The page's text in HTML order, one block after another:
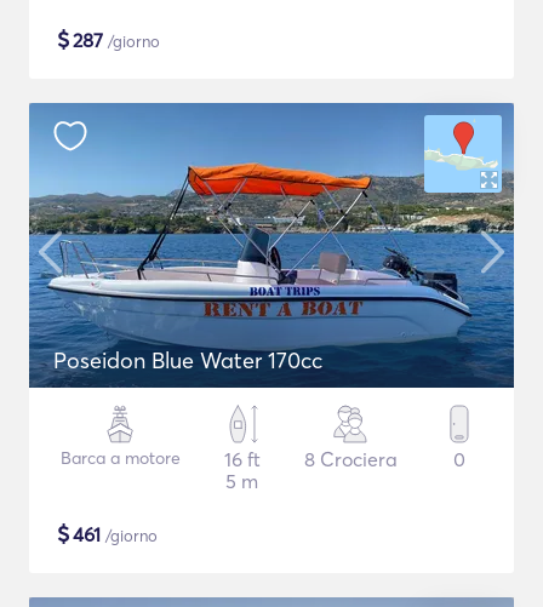
$287 /giorno
Poseidon Blue Water 170cc
Barca a motore
16 ft
5 m
8 Crociera 0
$461 /giorno